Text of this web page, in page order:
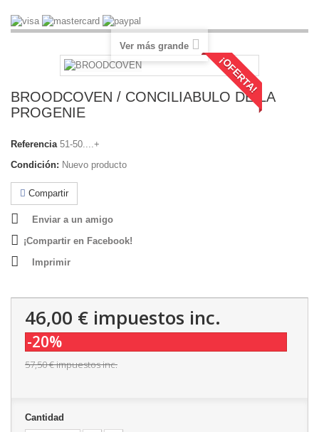
¡OFERTA!
Ver más grande
BROODCOVEN / CONCILIABULO DE LA
PROGENIE
Referencia 51-50....+
Condición: Nuevo producto
Compartir
Enviar a un amigo
¡Compartir en Facebook!
Imprimir
46,00 € impuestos inc.
-20%
57,50 €impuestos inc.
Cantidad